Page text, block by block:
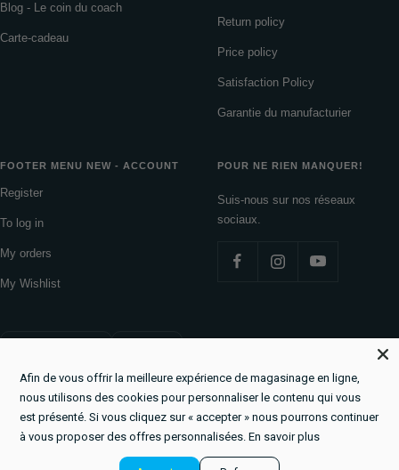
Blog - Le coin du coach
Carte-cadeau
Return policy
Price policy
Satisfaction Policy
Garantie du manufacturier
FOOTER MENU NEW - ACCOUNT
Register
To log in
My orders
My Wishlist
POUR NE RIEN MANQUER!
Suis-nous sur nos réseaux
sociaux.
Country/region Language
La Boutique du Lac Powered by Shopify
We accept
Afin de vous offrir la meilleure expérience de magasinage en ligne,
nous utilisons des cookies pour personnaliser le contenu qui vous
est présenté. Si vous cliquez sur « accepter » nous pourrons continuer
à vous proposer des offres personnalisées. En savoir plus